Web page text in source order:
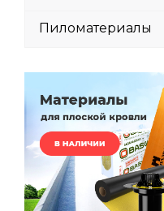
Пиломатериалы